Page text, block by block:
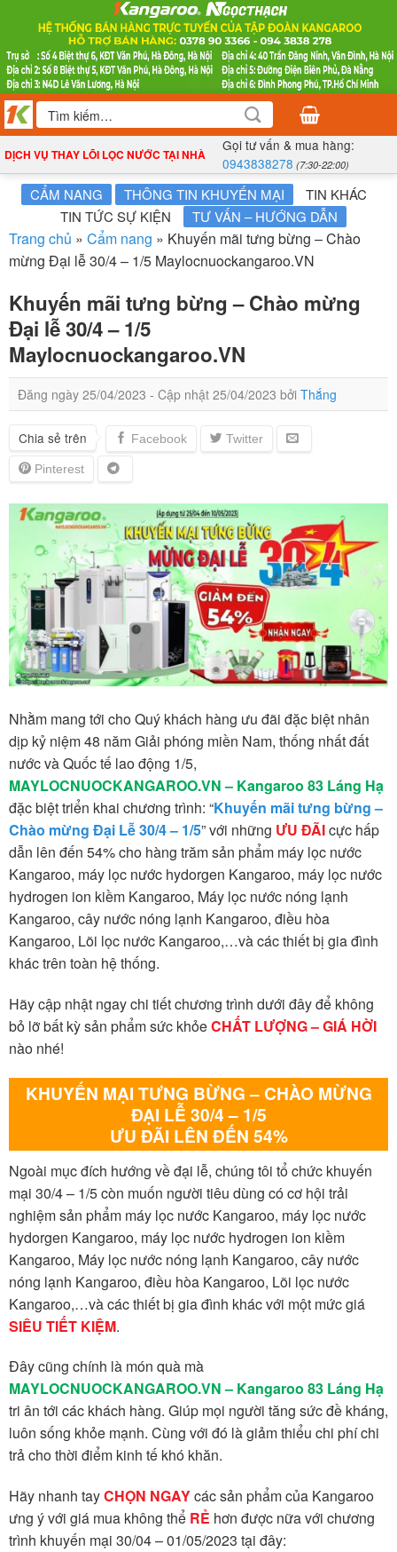
nội
dung
Tìm
kiếm:
DỊCH VỤ THAY LÕI LỌC NƯỚC TẠI NHÀ
Gọi tư vấn & mua hàng:
0943838278 (7:30-22:00)
CẨM NANG THÔNG TIN KHUYẾN MẠI
TIN KHÁC
TIN TỨC SỰ KIỆN
TƯ VẤN – HƯỚNG DẪN
Trang chủ » Cẩm nang » Khuyến mãi tưng bừng – Chào
mừng Đại lễ 30/4 – 1/5 Maylocnuockangaroo.VN
Khuyến mãi tưng bừng – Chào mừng
Đại lễ 30/4 – 1/5
Maylocnuockangaroo.VN
Đăng ngày 25/04/2023 - Cập nhật 25/04/2023 bởi Thắng
Chia sẻ trên
Nhằm mang tới cho Quý khách hàng ưu đãi đặc biệt nhân
dịp kỷ niệm 48 năm Giải phóng miền Nam, thống nhất đất
nước và Quốc tế lao động 1/5,
MAYLOCNUOCKANGAROO.VN – Kangaroo 83 Láng Hạ
đặc biệt triển khai chương trình: “Khuyến mãi tưng bừng –
Chào mừng Đại Lễ 30/4 – 1/5” với những ƯU ĐÃIcực hấp
dẫn lên đến 54% cho hàng trăm sản phẩm máy lọc nước
Kangaroo, máy lọc nước hydorgen Kangaroo, máy lọc nước
hydrogen ion kiềm Kangaroo, Máy lọc nước nóng lạnh
Kangaroo, cây nước nóng lạnh Kangaroo, điều hòa
Kangaroo, Lõi lọc nước Kangaroo,…và các thiết bị gia đình
khác trên toàn hệ thống.
Hãy cập nhật ngay chi tiết chương trình dưới đây để không
bỏ lỡ bất kỳ sản phẩm sức khỏeCHẤT LƯỢNG – GIÁ HỜI
nào nhé!
KHUYẾN MẠI TƯNG BỪNG – CHÀO MỪNG
ĐẠI LỄ 30/4 – 1/5
ƯU ĐÃI LÊN ĐẾN 54%
Ngoài mục đích hướng về đại lễ, chúng tôi tổ chức khuyến
mại 30/4 – 1/5 còn muốn người tiêu dùng có cơ hội trải
nghiệm sản phẩm máy lọc nước Kangaroo, máy lọc nước
hydorgen Kangaroo, máy lọc nước hydrogen ion kiềm
Kangaroo, Máy lọc nước nóng lạnh Kangaroo, cây nước
nóng lạnh Kangaroo, điều hòa Kangaroo, Lõi lọc nước
Kangaroo,…và các thiết bị gia đình khác với một mức giá
SIÊU TIẾT KIỆM.
Đây cũng chính là món quà mà
MAYLOCNUOCKANGAROO.VN – Kangaroo 83 Láng Hạ
tri ân tới các khách hàng. Giúp mọi người tăng sức đề kháng,
luôn sống khỏe mạnh. Cùng với đó là giảm thiểu chi phí chi
trả cho thời điểm kinh tế khó khăn.
Hãy nhanh tayCHỌN NGAYcác sản phẩm của Kangaroo
ưng ý với giá mua không thể RẺ hơn được nữa với chương
trình khuyến mại 30/04 – 01/05/2023 tại đây: